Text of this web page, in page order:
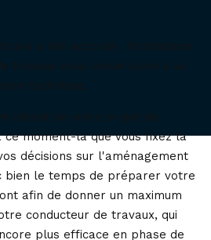
ce moment-là que vous fixez la
décisions sur l'aménagement
bien le temps de préparer votre
afin de donner un maximum
conducteur de travaux, qui
plus efficace en phase de